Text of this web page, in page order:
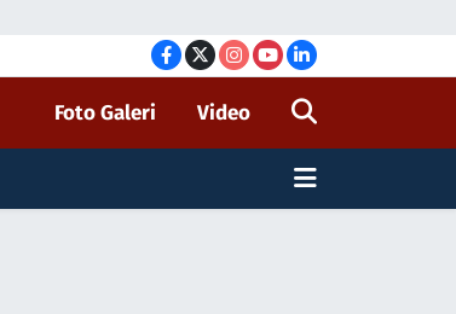
Foto Galeri Video